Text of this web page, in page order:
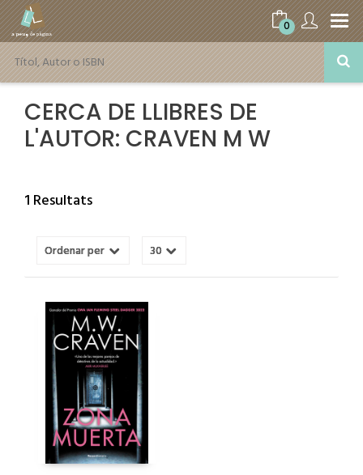
0
CERCA DE LLIBRES DE
L'AUTOR: CRAVEN M W
1 Resultats